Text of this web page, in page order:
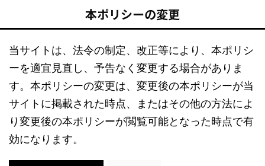
本ポリシーの変更
当サイトは、法令の制定、改正等により、本ポリシ
ーを適宜見直し、予告なく変更する場合がありま
す。本ポリシーの変更は、変更後の本ポリシーが当
サイトに掲載された時点、またはその他の方法によ
り変更後の本ポリシーが閲覧可能となった時点で有
効になります。